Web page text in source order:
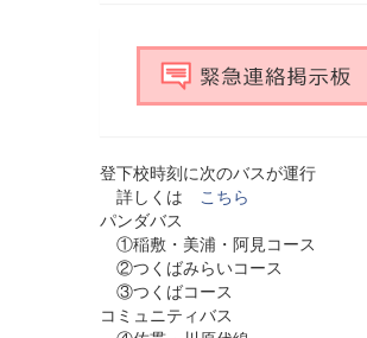
登下校時刻に次のバスが運行
詳しくは
こちら
パンダバス
①稲敷・美浦・阿見コース
②つくばみらいコース
③つくばコース
コミュニティバス